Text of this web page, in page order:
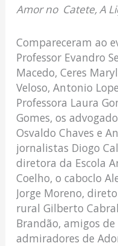
Amor no Catete, A
Compareceram ao
Professor Evandro
Macedo, Ceres
Veloso, Antonio
Professora Laura
Gomes, os
Osvaldo Chaves e
jornalistas Diogo
diretora da Escola
Coelho, o caboclo
Jorge Moreno,
rural Gilberto
Brandão, amigos
admiradores de